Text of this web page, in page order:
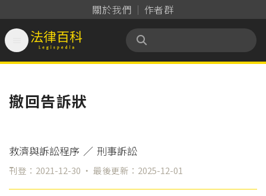
關於我們 作者群
法律百科 Legispedia
撤回告訴狀
救濟與訴訟程序 ／ 刑事訴訟
刊登：2021-12-30 ‧ 最後更新：2025-12-01